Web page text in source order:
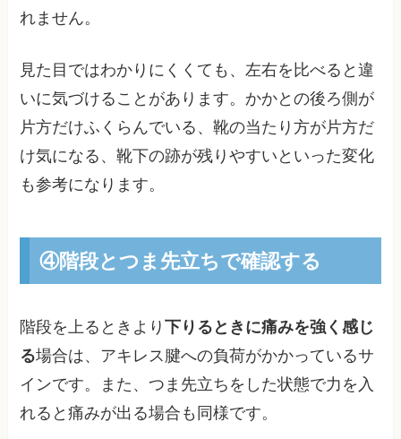
れません。
見た目ではわかりにくくても、左右を比べると違
いに気づけることがあります。かかとの後ろ側が
片方だけふくらんでいる、靴の当たり方が片方だ
け気になる、靴下の跡が残りやすいといった変化
も参考になります。
④階段とつま先立ちで確認する
階段を上るときより下りるときに痛みを強く感じ
る場合は、アキレス腱への負荷がかかっているサ
インです。また、つま先立ちをした状態で力を入
れると痛みが出る場合も同様です。